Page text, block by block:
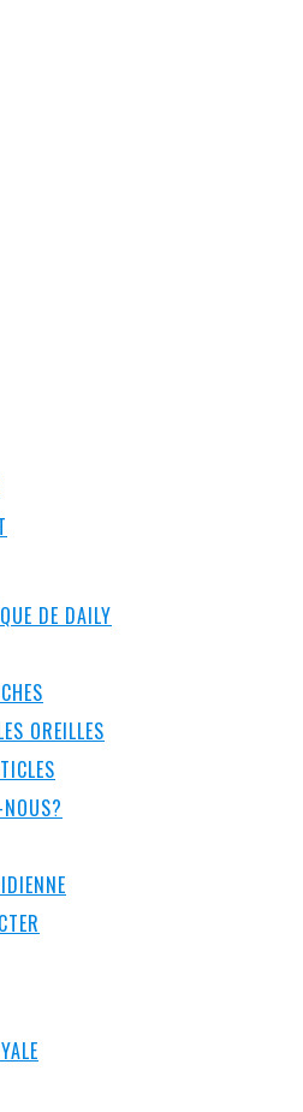
DE DAILY
OREILLES